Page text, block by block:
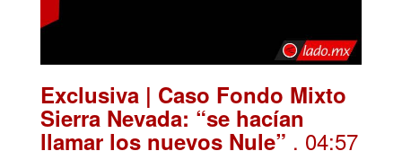
Exclusiva | Caso Fondo Mixto
Sierra Nevada: “se hacían
llamar los nuevos Nule” . 04:57